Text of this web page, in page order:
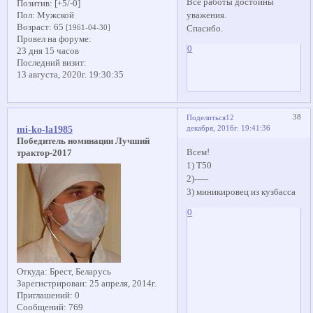
Позитив: [+5/-0]
Пол: Мужской
Возраст: 65 [1961-04-30]
Провел на форуме:
23 дня 15 часов
Последний визит:
13 августа, 2020г. 19:30:35
уважения.
Спасибо.
0
Поделиться 38
12
декабря, 2016г. 19:41:36
mi-ko-la1985
Победитель номинации Лучший
трактор-2017
Откуда: Брест, Беларусь
Зарегистрирован: 25 апреля, 2014г.
Приглашений: 0
Сообщений: 769
Всем!
1) Т50
2)-----
3) миникировец из кузбасса
0